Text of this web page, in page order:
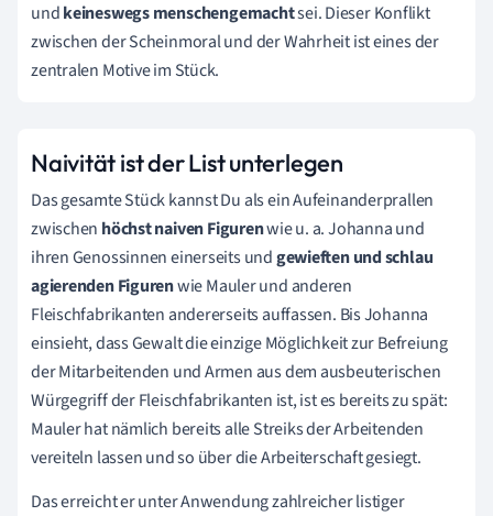
undkeineswegs menschengemachtsei.Dieser Konflikt
zwischen der Scheinmoral und der Wahrheit ist eines der
zentralen Motive im Stück.
Naivität ist der List unterlegen
Das gesamte Stück kannst Du als ein Aufeinanderprallen
zwischen höchst naiven Figurenwie u. a. Johanna und
ihren Genossinnen einerseits undgewieften und schlau
agierenden Figurenwie Mauler und anderen
Fleischfabrikanten andererseits auffassen. Bis Johanna
einsieht, dass Gewalt die einzige Möglichkeit zur Befreiung
der Mitarbeitenden und Armen aus dem ausbeuterischen
Würgegriff der Fleischfabrikanten ist, ist es bereits zu spät:
Mauler hat nämlich bereits alle Streiks der Arbeitenden
vereiteln lassen und so über die Arbeiterschaft gesiegt.
Das erreicht er unter Anwendung zahlreicher listiger